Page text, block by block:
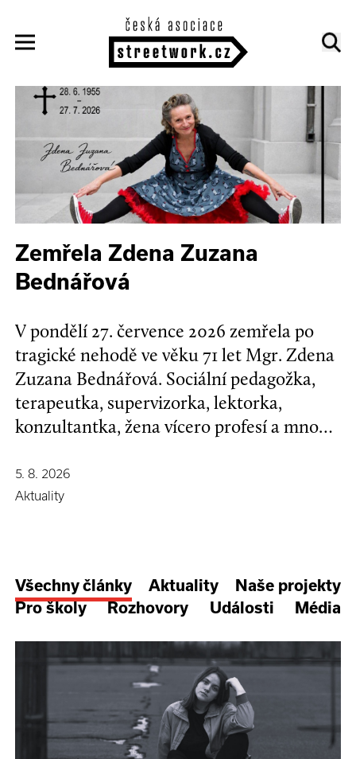
Zemřela Zdena Zuzana
Bednářová
V pondělí 27. července 2026 zemřela po
tragické nehodě ve věku 71 let Mgr. Zdena
Zuzana Bednářová. Sociální pedagožka,
terapeutka, supervizorka, lektorka,
konzultantka, žena vícero profesí a mnoha
nespoutanou povahou.
5. 8. 2026
Aktuality
Všechny články Aktuality
Naše projekty
Pro školy
Rozhovory Události Média